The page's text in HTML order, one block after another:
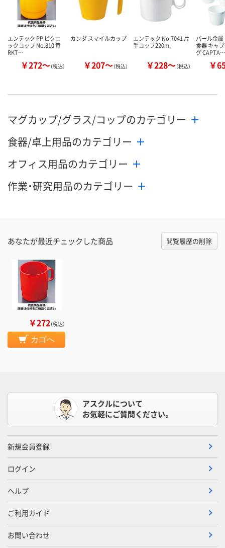
カゴへ カ
エンテック PP ピクニ
ックコップ No.810 黄
RKT…
￥272～（税込）
カンダ スマイルカップ
￥207～（税込）
エンテック No.7041 片
手コップ220ml
￥228～（税込）
パール金
食器 キャ
グ CAPTA…
￥
マグカップ/グラス/コップのカテゴリー
食器/卓上用品のカテゴリー
オフィス用品のカテゴリー
作業・研究用品のカテゴリー
あなたが最近チェックした商品 閲覧履歴の削除
￥272（税込）
カゴへ
アスクルについて
お気軽にご質問ください。
新規会員登録
ログイン
ヘルプ
ご利用ガイド
お問い合わせ